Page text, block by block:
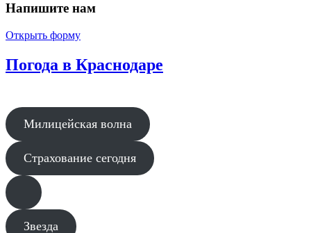
Напишите нам
Открыть форму
Погода в Краснодаре
Милицейская волна
Страхование сегодня
Звезда